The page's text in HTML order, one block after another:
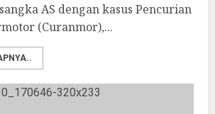
AS dengan kasus Pencurian
(Curanmor),...